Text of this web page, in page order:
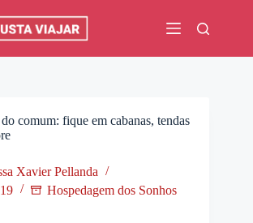
comum: fique em cabanas, tendas
Xavier Pellanda
Hospedagem dos Sonhos